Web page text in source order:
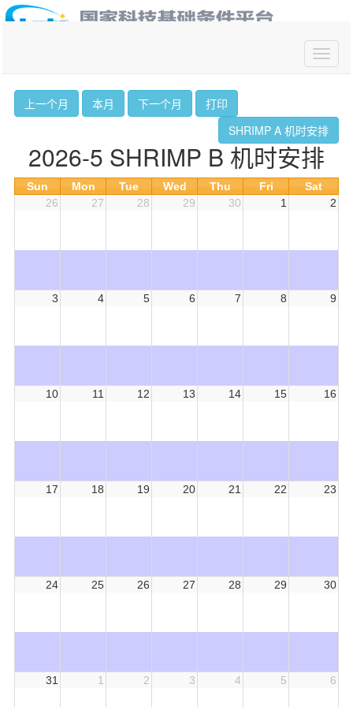
上一个月 本月 下一个月
打印
SHRIMP A 机时安排
2026-5 SHRIMP B 机时安排
Sun Mon Tue Wed Thu Fri
Sat
26
27 28 29 30 1 2
3 4 5 6 7 8 9
10 11 12 13 14 15 16
17 18 19 20 21 22 23
24 25 26 27 28 29 30
31 1 2 3 4 5 6